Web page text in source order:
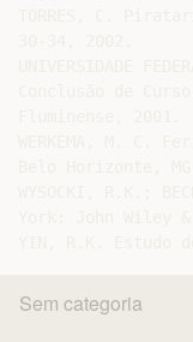
Sem categoria